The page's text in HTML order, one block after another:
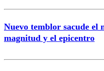
Nuevo temblor sacude el
magnitud y el epicentro